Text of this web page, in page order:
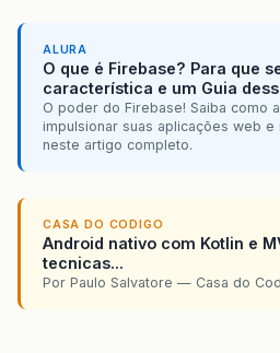
ALURA
O que é Firebase? Para que
característica e um Guia
O poder do Firebase! Saiba como
impulsionar suas aplicações web
neste artigo completo.
CASA DO CODIGO
Android nativo com Kotlin e
tecnicas...
Por Paulo Salvatore — Casa do